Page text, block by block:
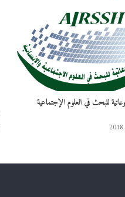
للبحث في العلوم الإجتماعية